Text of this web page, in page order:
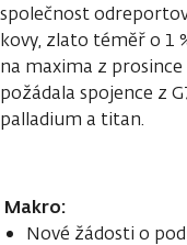
společnost
kovy, zlato téměř o 1
na maxima z
požádala spojence z
palladium a titan.
Makro:
Nové žádosti o